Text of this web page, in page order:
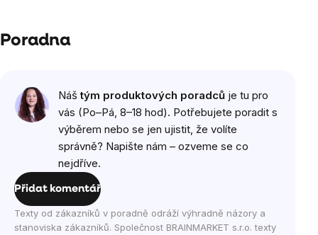
Poradna
Náštým produktových poradců je tu pro
vás (Po–Pá, 8–18 hod). Potřebujete poradit s
výběrem nebo se jen ujistit, že volíte
správně? Napište nám – ozveme se co
nejdříve.
Přidat komentář
Texty od zákazníků v poradně odráží výhradně názory a
stanoviska zákazníků. Společnost BRAINMARKET s.r.o. texty